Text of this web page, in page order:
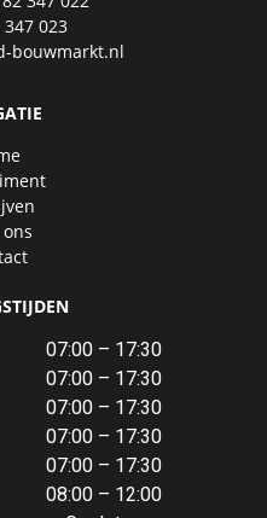
347 023
bouwmarkt.nl
07:00 – 17:30
07:00 – 17:30
07:00 – 17:30
07:00 – 17:30
07:00 – 17:30
08:00 – 12:00